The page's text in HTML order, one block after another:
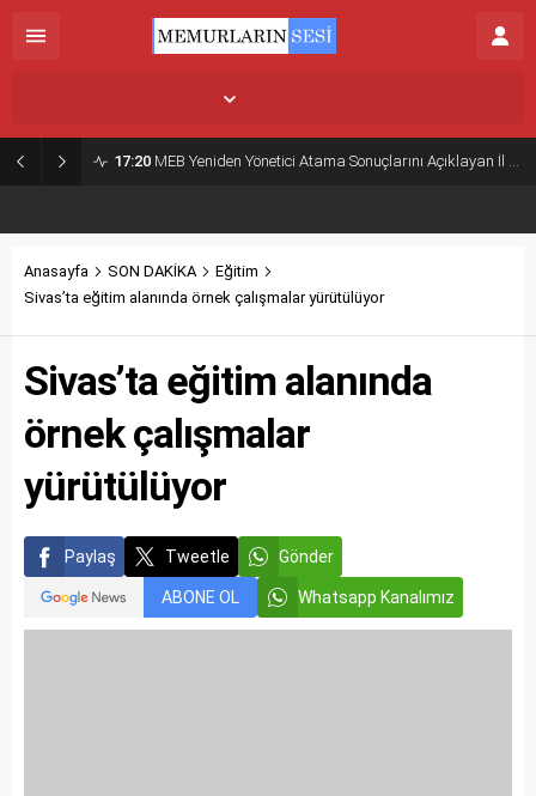
17:20 MEB Yeniden Yönetici Atama Sonuçlarını Açıklayan İl MEM’ler Listesi
Anasayfa SON DAKİKA
Eğitim
Sivas’ta eğitim alanında örnek çalışmalar yürütülüyor
Sivas’ta eğitim alanında
örnek çalışmalar
yürütülüyor
Paylaş Tweetle Gönder
ABONE OL Whatsapp Kanalımız